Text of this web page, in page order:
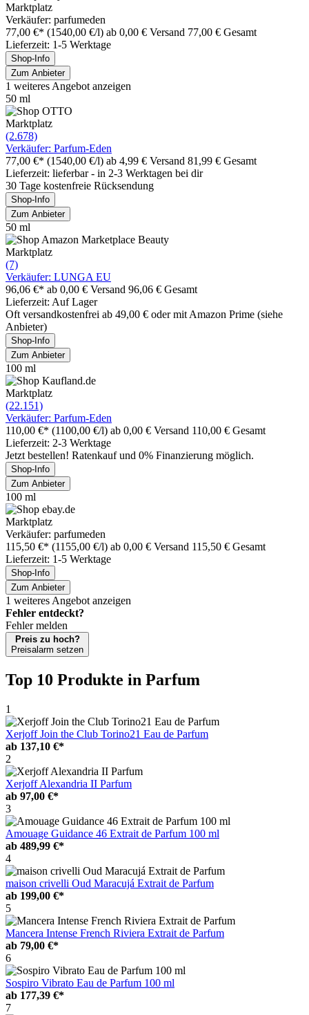
Marktplatz
Verkäufer: parfumeden
77,00 €* (1540,00 €/l) ab 0,00 € Versand 77,00 € Gesamt
Lieferzeit: 1-5 Werktage
Shop-Info
Zum Anbieter
1 weiteres Angebot anzeigen
50 ml
Marktplatz
(2.678)
Verkäufer: Parfum-Eden
77,00 €* (1540,00 €/l) ab 4,99 € Versand 81,99 € Gesamt
Lieferzeit: lieferbar - in 2-3 Werktagen bei dir
30 Tage kostenfreie Rücksendung
Shop-Info
Zum Anbieter
50 ml
Marktplatz
(7)
Verkäufer: LUNGA EU
96,06 €* ab 0,00 € Versand 96,06 € Gesamt
Lieferzeit: Auf Lager
Oft versandkostenfrei ab 49,00 € oder mit Amazon Prime (siehe
Anbieter)
Shop-Info
Zum Anbieter
100 ml
Marktplatz
(22.151)
Verkäufer: Parfum-Eden
110,00 €* (1100,00 €/l) ab 0,00 € Versand 110,00 € Gesamt
Lieferzeit: 2-3 Werktage
Jetzt bestellen! Ratenkauf und 0% Finanzierung möglich.
Shop-Info
Zum Anbieter
100 ml
Marktplatz
Verkäufer: parfumeden
115,50 €* (1155,00 €/l) ab 0,00 € Versand 115,50 € Gesamt
Lieferzeit: 1-5 Werktage
Shop-Info
Zum Anbieter
1 weiteres Angebot anzeigen
Fehler entdeckt?
Fehler melden
Preis zu hoch?
Preisalarm setzen
Top 10 Produkte in Parfum
1
Xerjoff Join the Club Torino21 Eau de Parfum
ab 137,10 €*
2
Xerjoff Alexandria II Parfum
ab 97,00 €*
3
Amouage Guidance 46 Extrait de Parfum 100 ml
ab 489,99 €*
4
maison crivelli Oud Maracujá Extrait de Parfum
ab 199,00 €*
5
Mancera Intense French Riviera Extrait de Parfum
ab 79,00 €*
6
Sospiro Vibrato Eau de Parfum 100 ml
ab 177,39 €*
7